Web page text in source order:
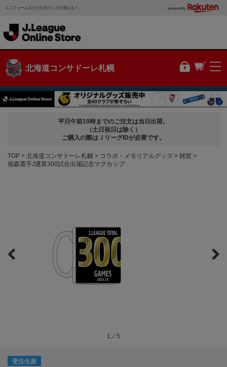
ユニフォームなどの公式グッズが買える！ powered by
北海道コンサドーレ札幌
平日午前10時までのご注文は当日出荷。
（土日祝日は除く）
ご購入の際はＪリーグIDが必要です。
TOP 北海道コンサドーレ札幌 コラボ・メモリアルグッズ
雑貨
福森選手J通算300試合出場記念マグカップ
1／5
受注生産